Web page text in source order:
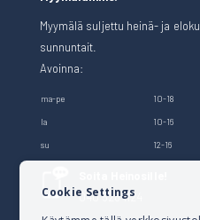
Myymälä suljettu heinä- ja
sunnuntait.
Avoinna:
ma-pe 10-18
la 10-16
su 12-16
040 528 1124
Cookie Settings